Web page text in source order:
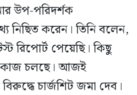
উপ-পরিদর্শক
নিছিত করেন। তিনি বলেন,
রিপোর্ট পেয়েছি। কিছু
চলছে। আজই
চার্জশিট জমা দেব।